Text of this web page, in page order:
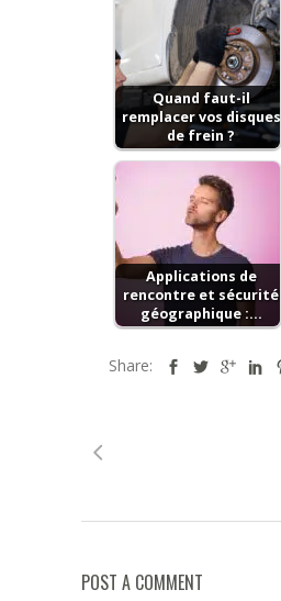
Quand faut-il
remplacer vos disques
de frein ?
Applications de
rencontre et sécurité
géographique :…
Share:
POST A COMMENT